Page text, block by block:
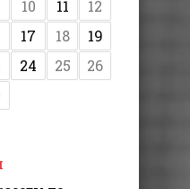
10 11
12
17 18
19
24 25
26